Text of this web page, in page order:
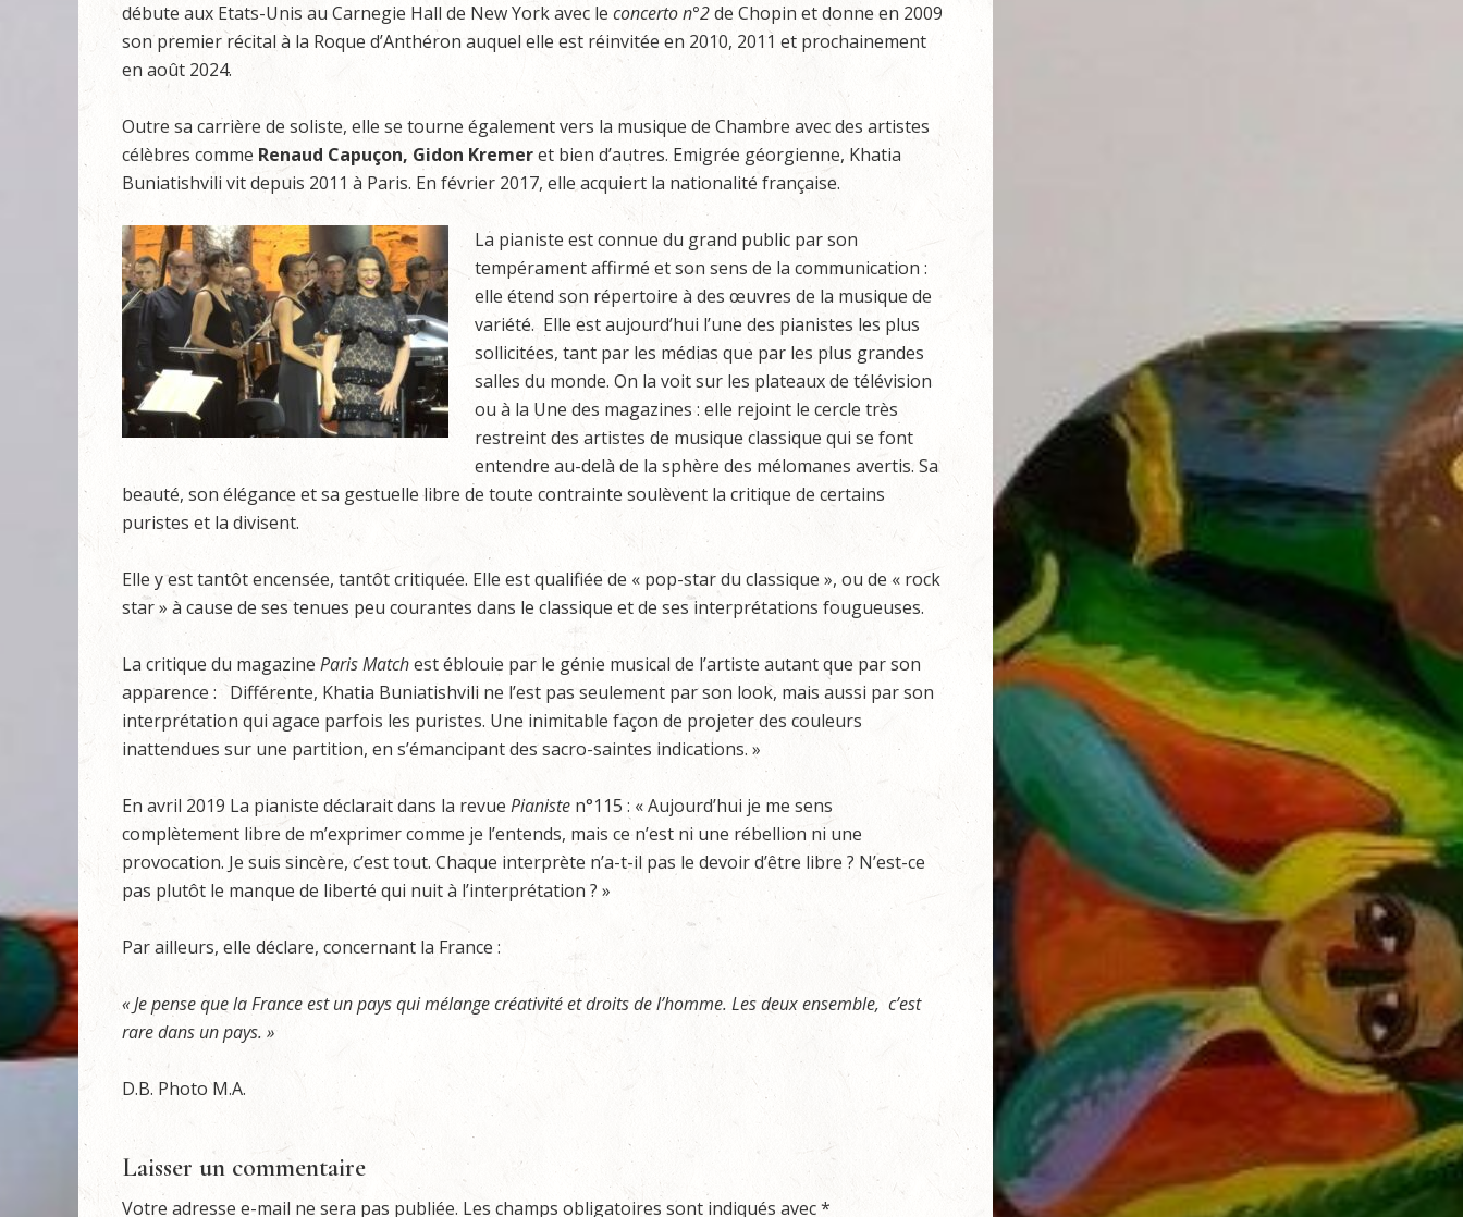
débute aux Etats-Unis au Carnegie Hall de New York avec le concerto n°2de Chopin et donne en 2009
son premier récital à la Roque d’Anthéron auquel elle est réinvitée en 2010, 2011 et prochainement
en août 2024.
Outre sa carrière de soliste, elle se tourne également vers la musique de Chambre avec des artistes
célèbres comme Renaud Capuçon, Gidon Kremeret bien d’autres. Emigrée géorgienne, Khatia
Buniatishvili vit depuis 2011 à Paris. En février 2017, elle acquiert la nationalité française.
La pianiste est connue du grand public par son
tempérament affirmé et son sens de la communication :
elle étend son répertoire à des œuvres de la musique de
variété. Elle est aujourd’hui l’une des pianistes les plus
sollicitées, tant par les médias que par les plus grandes
salles du monde. On la voit sur les plateaux de télévision
ou à la Une des magazines : elle rejoint le cercle très
restreint des artistes de musique classique qui se font
entendre au-delà de la sphère des mélomanes avertis. Sa
beauté, son élégance et sa gestuelle libre de toute contrainte soulèvent la critique de certains
puristes et la divisent.
Elle y est tantôt encensée, tantôt critiquée. Elle est qualifiée de « pop-star du classique », ou de « rock
star » à cause de ses tenues peu courantes dans le classique et de ses interprétations fougueuses.
La critique du magazine Paris Matchest éblouie par le génie musical de l’artiste autant que par son
apparence : Différente, Khatia Buniatishvili ne l’est pas seulement par son look, mais aussi par son
interprétation qui agace parfois les puristes. Une inimitable façon de projeter des couleurs
inattendues sur une partition, en s’émancipant des sacro-saintes indications. »
En avril 2019 La pianiste déclarait dans la revue Pianiste n°115 : « Aujourd’hui je me sens
complètement libre de m’exprimer comme je l’entends, mais ce n’est ni une rébellion ni une
provocation. Je suis sincère, c’est tout. Chaque interprète n’a-t-il pas le devoir d’être libre ? N’est-ce
pas plutôt le manque de liberté qui nuit à l’interprétation ? »
Par ailleurs, elle déclare, concernant la France :
« Je pense que la France est un pays qui mélange créativité et droits de l’homme. Les deux ensemble, c’est
rare dans un pays. »
D.B. Photo M.A.
Laisser un commentaire
Votre adresse e-mail ne sera pas publiée. Les champs obligatoires sont indiqués avec*